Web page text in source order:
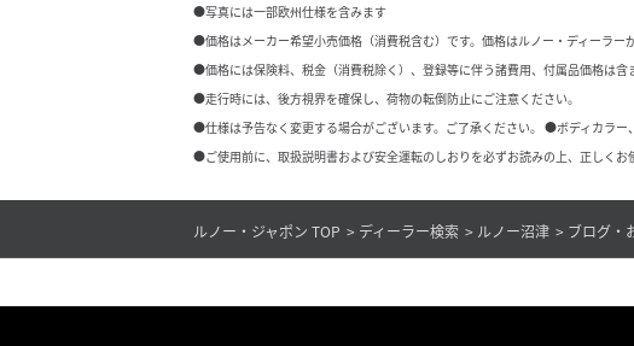
●写真には一部欧州仕様を含みます
●価格はメーカー希望小売価格（消費税含む）です。価格はルノー・ディーラー
●価格には保険料、税金（消費税除く）、登録等に伴う諸費用、付属品価格は含
●走行時には、後方視界を確保し、荷物の転倒防止にご注意ください。
●仕様は予告なく変更する場合がございます。ご了承ください。 ●ボディカラー
●ご使用前に、取扱説明書および安全運転のしおりを必ずお読みの上、正しくお
ルノー・ジャポン TOP ディーラー検索 ルノー沼津 ブログ・